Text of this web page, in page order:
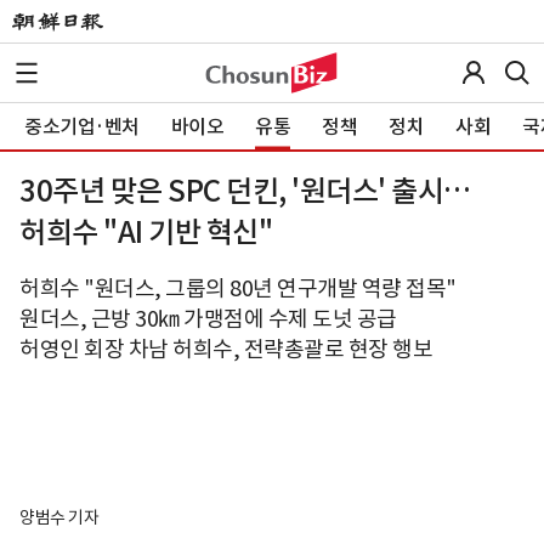
중소기업·벤처 바이오 유통 정책 정치 사회
30주년 맞은 SPC 던킨, '원더스' 출시…
허희수 "AI 기반 혁신"
허희수 "원더스, 그룹의 80년 연구개발 역량 접목"
원더스, 근방 30㎞ 가맹점에 수제 도넛 공급
허영인 회장 차남 허희수, 전략총괄로 현장 행보
양범수 기자